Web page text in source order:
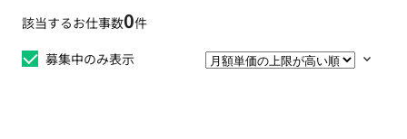
該当するお仕事数0件
募集中のみ表示